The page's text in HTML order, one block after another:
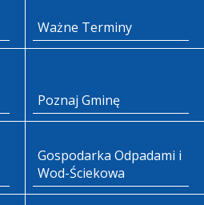
Ważne Terminy
Poznaj Gminę
Gospodarka Odpadami i
Wod-Ściekowa